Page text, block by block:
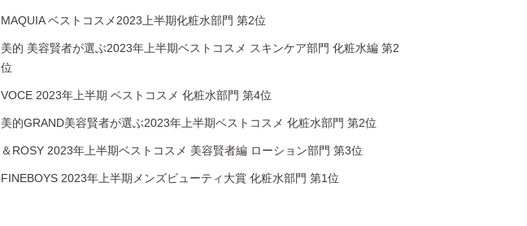
MAQUIA ベストコスメ2023上半期化粧水部門 第2位
美的 美容賢者が選ぶ2023年上半期ベストコスメ スキンケア部門 化粧水編 第2
位
VOCE 2023年上半期 ベストコスメ 化粧水部門 第4位
美的GRAND美容賢者が選ぶ2023年上半期ベストコスメ 化粧水部門 第2位
＆ROSY 2023年上半期ベストコスメ 美容賢者編 ローション部門 第3位
FINEBOYS 2023年上半期メンズビューティ大賞 化粧水部門 第1位